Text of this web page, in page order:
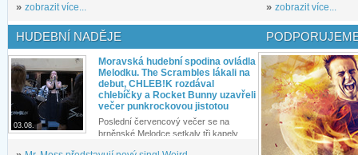
» zobrazit více... » zobrazit více...
HUDEBNÍ NADĚJE
03.08.
Moravská hudební spodina ovládla
Melodku. The Scrambles lákali na
debut, CHLEB!K rozdával
chlebíčky a Rocket Bunny uzavřeli
večer punkrockovou jistotou
Poslední červencový večer se na
brněnské Melodce setkaly tři kapely...